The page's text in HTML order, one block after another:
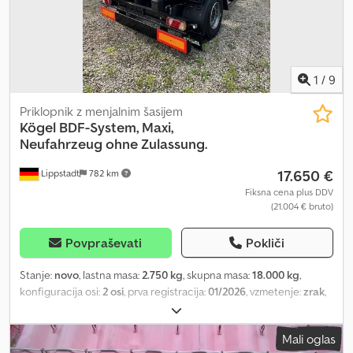
1 / 9
Lippstadt 782 km
Priklopnik z menjalnim šasijem
Kögel BDF-System, Maxi,
Neufahrzeug ohne Zulassung.
17.650 €
Fiksna cena plus DDV
(21.004 € bruto)
Povpraševati Pokliči
Stanje: novo, lastna masa:2.750 kg, skupna masa:18.000 kg,
konfiguracija osi:2 osi, prva registracija:01/2026, vzmetenje:zrak,
4-fach 445/45 R19.5
5.040 mm, barva:črn, Oprema:ABS, 2-axle swap body trailer, new
vehicle. Version: Maxi. AW 18. ABS/EBS disc brakes, axles (SAF,Mali oglas